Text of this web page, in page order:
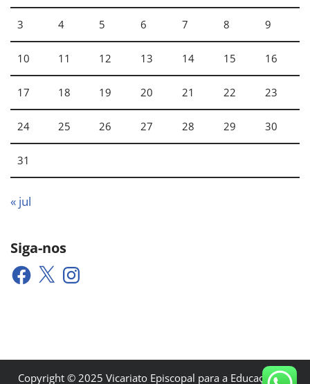
3 4 5 6 7 8 9
10 11 12 13 14 15 16
17 18 19 20 21 22 23
24 25 26 27 28 29 30
31
« jul
Siga-nos
Copyright © 2025 Vicariato Episcopal para a Educação e a